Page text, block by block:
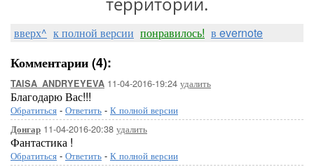
вверх^ к полной версии понравилось! в evernote
Комментарии (4):
TAISA_ANDRYEYEVA 11-04-2016-19:24 удалить
Благодарю Вас!!!
Обратиться - Ответить - К полной версии
Донгар 11-04-2016-20:38 удалить
Фантастика !
Обратиться - Ответить - К полной версии